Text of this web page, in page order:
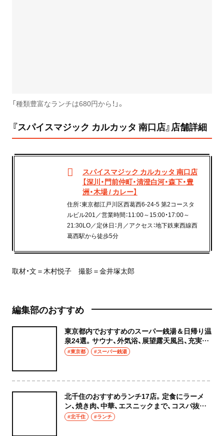
「種類豊富なランチは680円から！」。
『スパイスマジック カルカッタ 南口店』店舗詳細
スパイスマジック カルカッタ 南口店
【深川・門前仲町・清澄白河・森下・豊
洲・木場 / カレー】
住所：東京都江戸川区西葛西6-24-5 第2コースタ
ルビル201／営業時間：11:00～15:00・17:00～
21:30LO／定休日：月／アクセス：地下鉄東西線西
葛西駅から徒歩5分
取材・文＝木村悦子 撮影＝金井塚太郎
編集部のおすすめ
東京都内でおすすめのスーパー銭湯＆日帰り温
泉24選。サウナ、外気浴、展望露天風呂、充実の
癒やし空間へ
#東京都 #スーパー銭湯
北千住のおすすめランチ17店。定食にラーメ
ン、焼き肉、中華、エスニックまで、コスパ抜群
な店もおしゃれな店も網羅してご紹介！
#北千住 #ランチ